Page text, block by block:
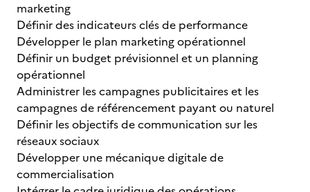
marketing
Définir des indicateurs clés de performance
Développer le plan marketing opérationnel
Définir un budget prévisionnel et un planning
opérationnel
Administrer les campagnes publicitaires et les
campagnes de référencement payant ou naturel
Définir les objectifs de communication sur les
réseaux sociaux
Développer une mécanique digitale de
commercialisation